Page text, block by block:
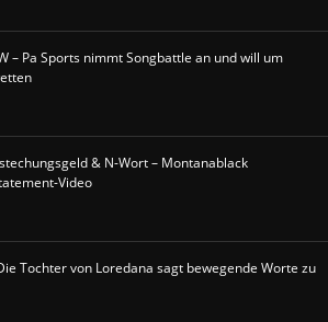
– Pa Sports nimmt Songbattle an und will um
& N-Wort – Montanablack
Video
Tochter von Loredana sagt bewegende Worte zu